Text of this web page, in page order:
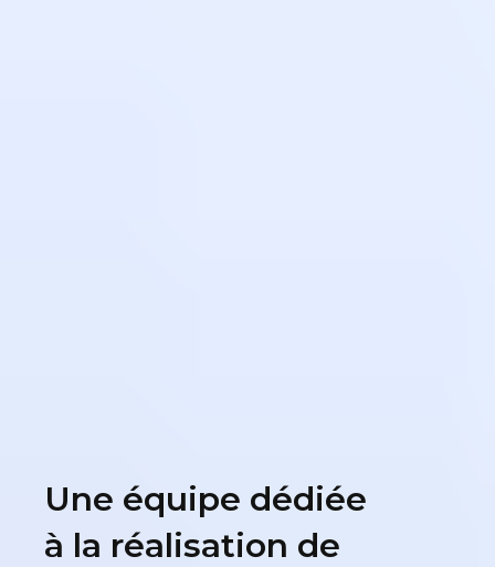
Une équipe dédiée
à la réalisation de